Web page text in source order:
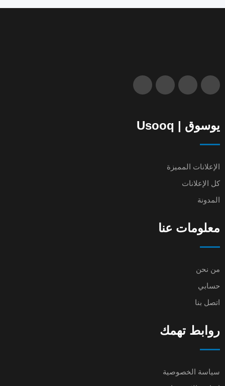
يوسوق | Usooq
الإعلانات المميزة
كل الإعلانات
المدونة
معلومات عنا
من نحن
حسابي
اتصل بنا
روابط تهمك
سياسة الخصوصية